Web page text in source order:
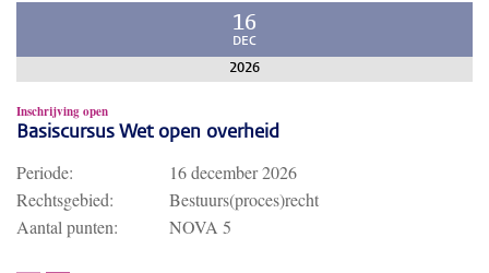
16
DEC
2026
Inschrijving open
Basiscursus Wet open overheid
Periode:
16 december 2026
Rechtsgebied:
Bestuurs(proces)recht
Aantal punten:
NOVA 5